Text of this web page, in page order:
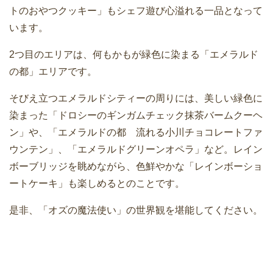
トのおやつクッキー」もシェフ遊び心溢れる一品となって
います。
2つ目のエリアは、何もかもが緑色に染まる「エメラルド
の都」エリアです。
そびえ立つエメラルドシティーの周りには、美しい緑色に
染まった「ドロシーのギンガムチェック抹茶バームクーヘ
ン」や、「エメラルドの都 流れる小川チョコレートファ
ウンテン」、「エメラルドグリーンオペラ」など。レイン
ボーブリッジを眺めながら、色鮮やかな「レインボーショ
ートケーキ」も楽しめるとのことです。
是非、「オズの魔法使い」の世界観を堪能してください。